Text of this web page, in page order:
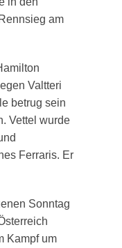
am
Valtteri
betrug sein
Vettel wurde
Ferraris. Er
Sonntag
Kampf um